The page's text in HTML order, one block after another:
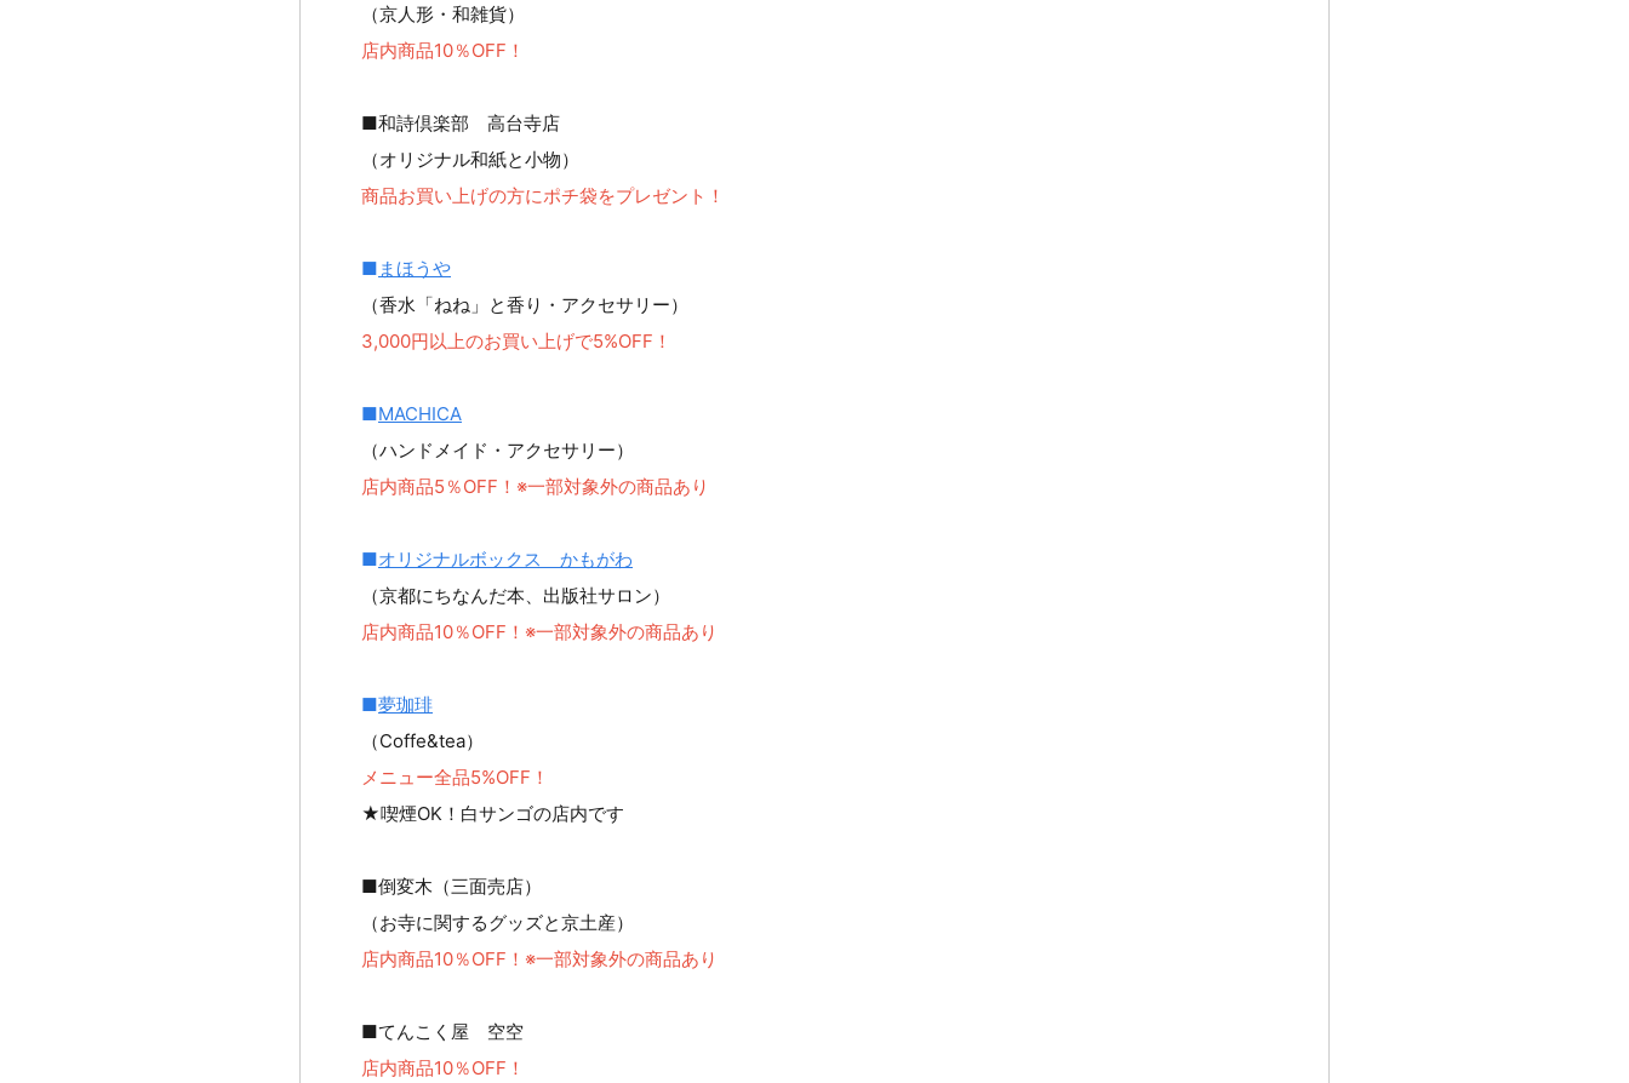
（京人形・和雑貨）
店内商品10％OFF！
■和詩倶楽部 高台寺店
（オリジナル和紙と小物）
商品お買い上げの方にポチ袋をプレゼント！
■ まほうや
（香水「ねね」と香り・アクセサリー）
3,000円以上のお買い上げで5%OFF！
■MACHICA
（ハンドメイド・アクセサリー）
店内商品5％OFF！※一部対象外の商品あり
■オリジナルボックス かもがわ
（京都にちなんだ本、出版社サロン）
店内商品10％OFF！※一部対象外の商品あり
■夢珈琲
（Coffe&tea）
メニュー全品5%OFF！
★喫煙OK！白サンゴの店内です
■倒変木（三面売店）
（お寺に関するグッズと京土産）
店内商品10％OFF！※一部対象外の商品あり
■てんこく屋 空空
店内商品10％OFF！